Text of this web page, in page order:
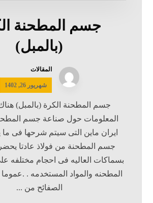
جسم المطحنة
(بالمبل)
المقالات
شهریور 26, 1402
جسم المطحنة الكرة (بالمبل)
المعلومات حول صناعة جسم
جسم المطحنة من فولاذ عادتا یحضر
بسماکات العالیه فی احجام
المطحنه والمواد المستخدمه . .عموما
الصفائح من ...